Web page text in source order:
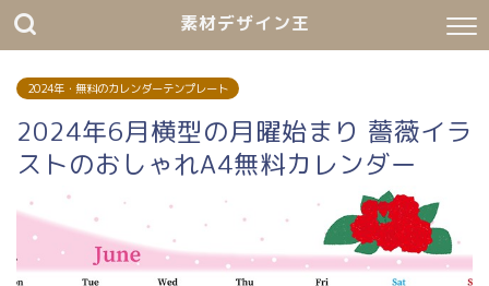
素材デザイン王
2024年・無料のカレンダーテンプレート
2024年6月横型の月曜始まり 薔薇イラ
ストのおしゃれA4無料カレンダー